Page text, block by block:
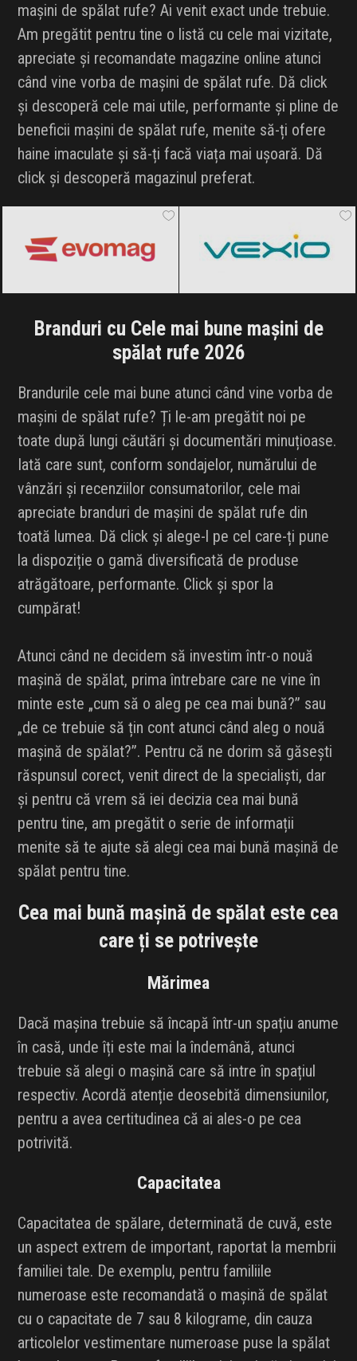
mașini de spălat rufe? Ai venit exact unde trebuie.
Am pregătit pentru tine o listă cu cele mai vizitate,
apreciate și recomandate magazine online atunci
când vine vorba de mașini de spălat rufe. Dă click
și descoperă cele mai utile, performante și pline de
beneficii mașini de spălat rufe, menite să-ți ofere
haine imaculate și să-ți facă viața mai ușoară. Dă
click și descoperă magazinul preferat.
Branduri cu Cele mai bune mașini de
spălat rufe 2026
Brandurile cele mai bune atunci când vine vorba de
mașini de spălat rufe? Ți le-am pregătit noi pe
toate după lungi căutări și documentări minuțioase.
Iată care sunt, conform sondajelor, numărului de
vânzări și recenziilor consumatorilor, cele mai
apreciate branduri de mașini de spălat rufe din
toată lumea. Dă click și alege-l pe cel care-ți pune
la dispoziție o gamă diversificată de produse
atrăgătoare, performante. Click și spor la
cumpărat!
Atunci când ne decidem să investim într-o nouă
mașină de spălat, prima întrebare care ne vine în
minte este „cum să o aleg pe cea mai bună?” sau
„de ce trebuie să țin cont atunci când aleg o nouă
mașină de spălat?”. Pentru că ne dorim să găsești
răspunsul corect, venit direct de la specialiști, dar
și pentru că vrem să iei decizia cea mai bună
pentru tine, am pregătit o serie de informații
menite să te ajute să alegi cea mai bună mașină de
spălat pentru tine.
Cea mai bună mașină de spălat este cea
care ți se potrivește
Mărimea
Dacă mașina trebuie să încapă într-un spațiu anume
în casă, unde îți este mai la îndemână, atunci
trebuie să alegi o mașină care să intre în spațiul
respectiv. Acordă atenție deosebită dimensiunilor,
pentru a avea certitudinea că ai ales-o pe cea
potrivită.
Capacitatea
Capacitatea de spălare, determinată de cuvă, este
un aspect extrem de important, raportat la membrii
familiei tale. De exemplu, pentru familiile
numeroase este recomandată o mașină de spălat
cu o capacitate de 7 sau 8 kilograme, din cauza
articolelor vestimentare numeroase puse la spălat